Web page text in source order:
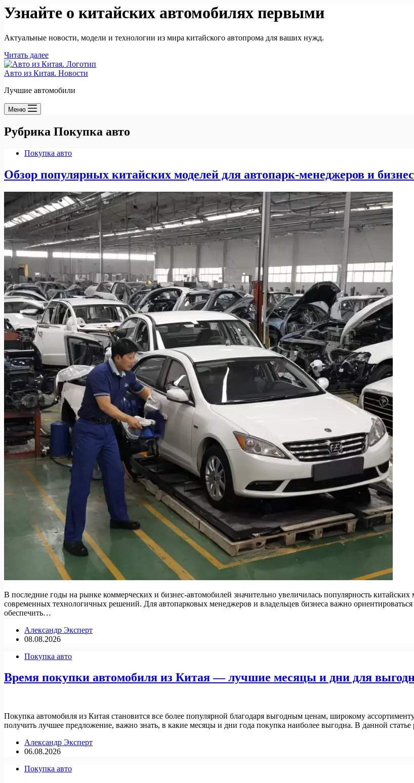
Узнайте о китайских автомобилях первыми
Актуальные новости, модели и технологии из мира китайского автопрома для ваших нужд.
Читать далее
Авто из Китая. Новости
Лучшие автомобили
Меню
Рубрика Покупка авто
Покупка авто
Обзор популярных китайских моделей для автопарк-менеджеров и
В последние годы на рынке коммерческих и бизнес-автомобилей значительно увеличилась популярность
современных технологичных решений. Для автопарковых менеджеров и владельцев бизнеса важно
обеспечить…
Александр Эксперт
08.08.2026
Покупка авто
Время покупки автомобиля из Китая — лучшие месяцы и дни для
Покупка автомобиля из Китая становится все более популярной благодаря выгодным ценам, широкому
получить лучшее предложение, важно знать, в какие месяцы и дни года покупка наиболее выгодна. В данной
Александр Эксперт
06.08.2026
Покупка авто